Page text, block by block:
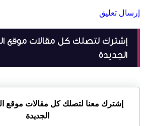
إرسال تعليق
إشترك لتصلك كل مقالات موقع
الجديدة
إشترك معنا لتصلك كل مقالات موقع
الجديدة